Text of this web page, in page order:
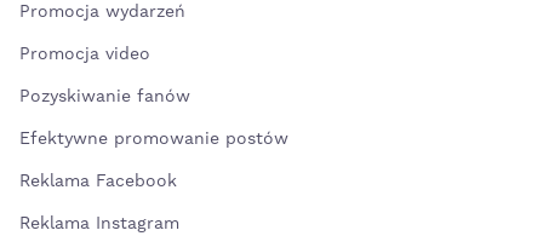
Promocja wydarzeń
Promocja video
Pozyskiwanie fanów
Efektywne promowanie postów
Reklama Facebook
Reklama Instagram